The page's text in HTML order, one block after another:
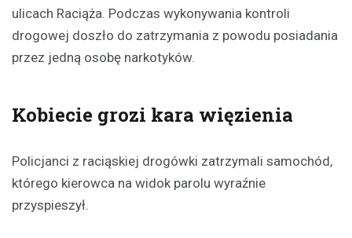
ulicach Raciąża. Podczas wykonywania kontroli
drogowej doszło do zatrzymania z powodu posiadania
przez jedną osobę narkotyków.
Kobiecie grozi kara więzienia
Policjanci z raciąskiej drogówki zatrzymali samochód,
którego kierowca na widok parolu wyraźnie
przyspieszył.